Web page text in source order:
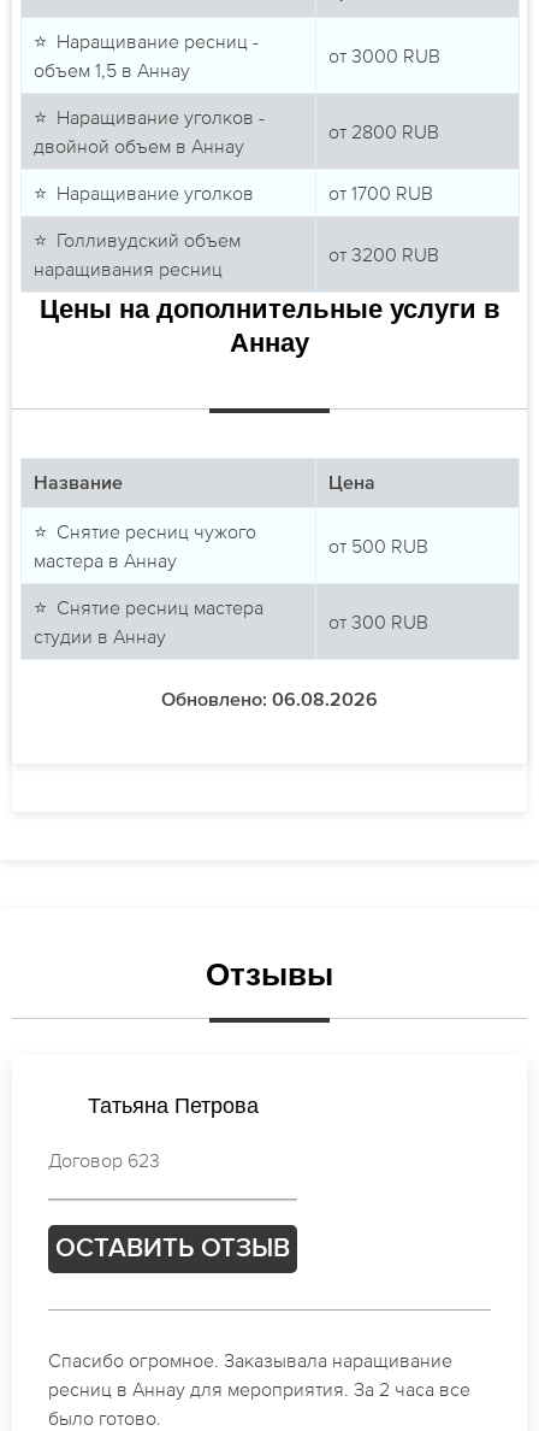
⭐ Наращивание ресниц -
объем 1,5 в Аннау
от 3000 RUB
⭐ Наращивание уголков -
двойной объем в Аннау
от 2800 RUB
⭐ Наращивание уголков от 1700 RUB
⭐ Голливудский объем
наращивания ресниц
от 3200 RUB
Цены на дополнительные услуги в
Аннау
Название Цена
⭐ Снятие ресниц чужого
мастера в Аннау
от 500 RUB
⭐ Снятие ресниц мастера
студии в Аннау
от 300 RUB
Обновлено: 06.08.2026
Отзывы
Татьяна Петрова
Договор 568
ОСТАВИТЬ ОТЗЫВ
Идеальные мастера своего дела по наращиванию
ресниц в Аннау. Великолепный результат. Буду
обращаться еще.